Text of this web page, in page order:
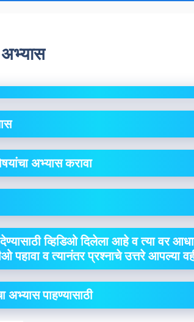
अभ्यास करावा
व्हिडिओ दिलेला आहे व त्या वर
पहावा व त्यानंतर प्रश्नाचे उत्तरे आपल्या
अभ्यास पाहण्यासाठी